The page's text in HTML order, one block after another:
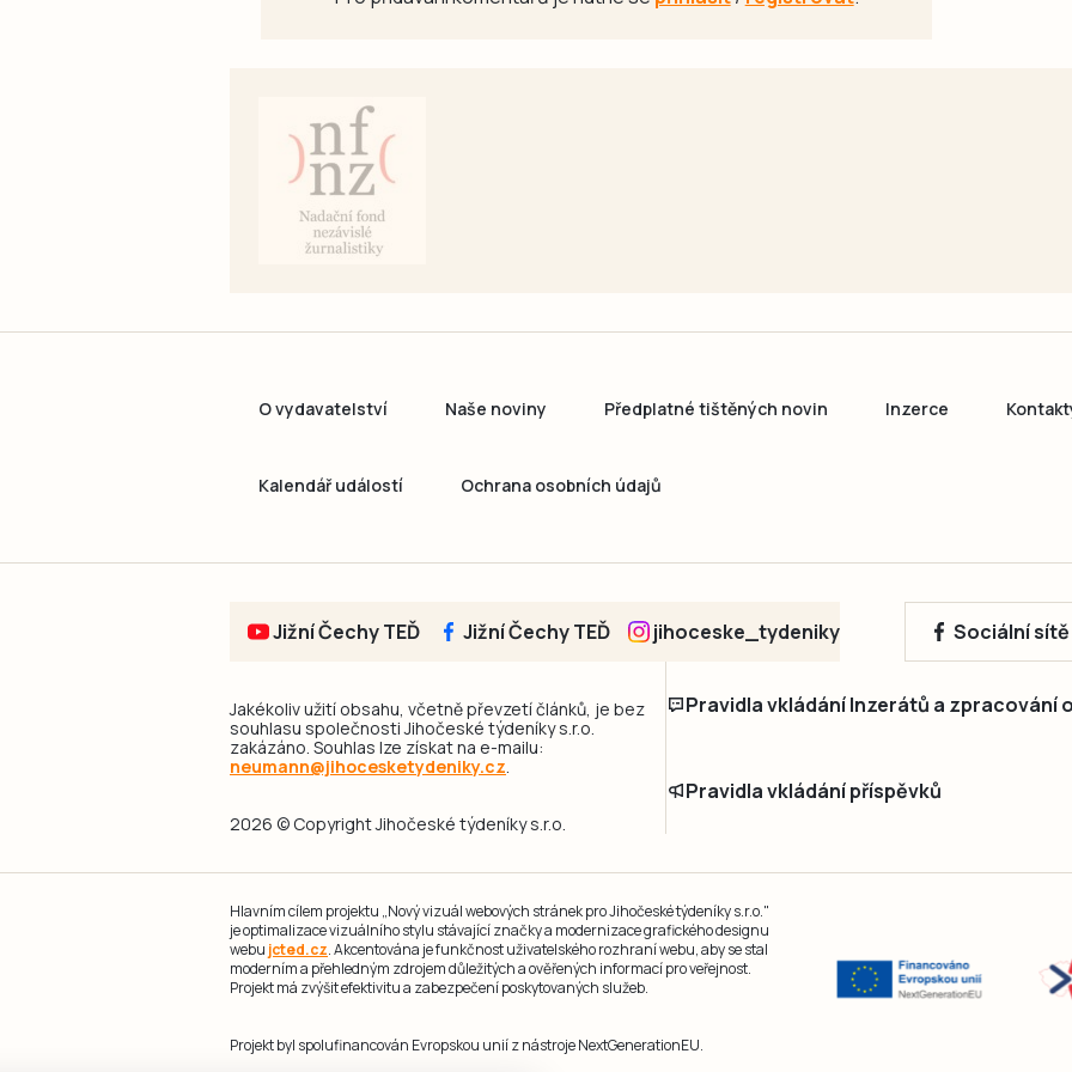
O vydavatelství Naše noviny Předplatné tištěných novin Inzerce
Kalendář událostí Ochrana osobních údajů
Jižní Čechy TEĎ Jižní Čechy TEĎ jihoceske_tydeniky Sociální
Jakékoliv užití obsahu, včetně převzetí článků, je bez
souhlasu společnosti Jihočeské týdeníky s.r.o.
zakázáno. Souhlas lze získat na e-mailu:
neumann@jihocesketydeniky.cz.
2026 © Copyright Jihočeské týdeníky s.r.o.
Pravidla vkládání Inzerátů a zpracování
Pravidla vkládání příspěvků
Hlavním cílem projektu „Nový vizuál webových stránek pro Jihočeské týdeníky s.r.o."
je optimalizace vizuálního stylu stávající značky a modernizace grafického designu
webu jcted.cz. Akcentována je funkčnost uživatelského rozhraní webu, aby se stal
moderním a přehledným zdrojem důležitých a ověřených informací pro veřejnost.
Projekt má zvýšit efektivitu a zabezpečení poskytovaných služeb.
Projekt byl spolufinancován Evropskou unií z nástroje NextGenerationEU.